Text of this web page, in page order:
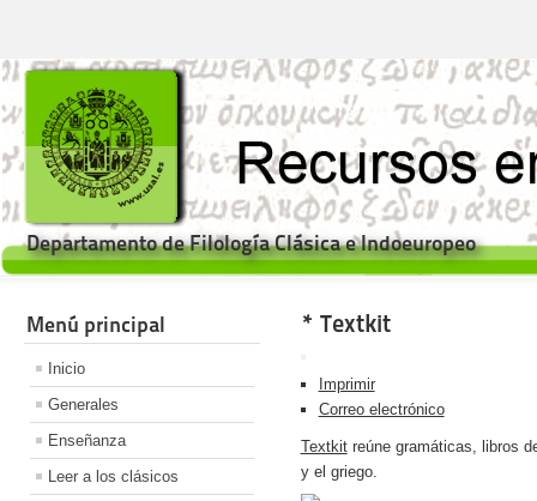
Departamento de Filología Clásica e Indoeuropeo
Menú principal
Inicio
Generales
Enseñanza
Leer a los clásicos
* Textkit
Imprimir
Correo electrónico
Textkitreúne gramáticas, libros
y el griego.